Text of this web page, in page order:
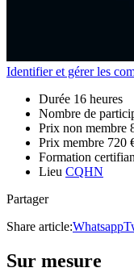
Identifier et gérer les
Durée 16 heures
Nombre de
Prix non membre
Prix membre 720
Formation
Lieu CQHN
Partager
Share article:Whatsapp
Sur mesure